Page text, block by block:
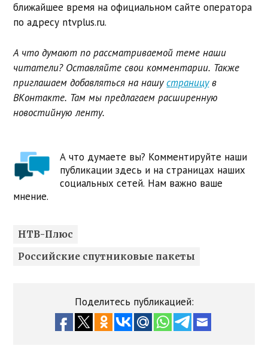
ближайшее время на официальном сайте оператора
по адресу ntvplus.ru.
А что думают по рассматриваемой теме наши
читатели? Оставляйте свои комментарии. Также
приглашаем добавляться на нашустраницув
ВКонтакте. Там мы предлагаем расширенную
новостийную ленту.
А что думаете вы? Комментируйте наши
публикации здесь и на страницах наших
социальных сетей. Нам важно ваше
мнение.
НТВ-Плюс
Российские спутниковые пакеты
Поделитесь публикацией: